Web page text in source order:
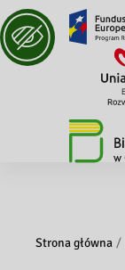
Strona główna